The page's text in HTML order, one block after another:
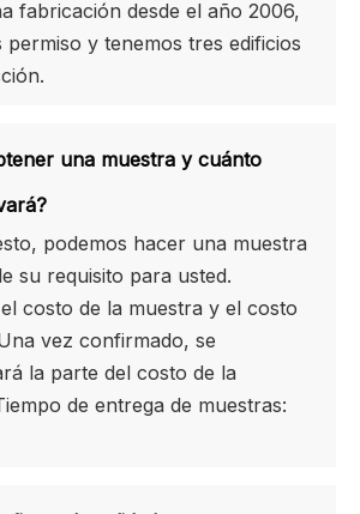
fabricación desde el año 2006,
permiso y tenemos tres edificios
una muestra y cuánto
podemos hacer una muestra
su requisito para usted.
costo de la muestra y el costo
vez confirmado, se
la parte del costo de la
de entrega de muestras: